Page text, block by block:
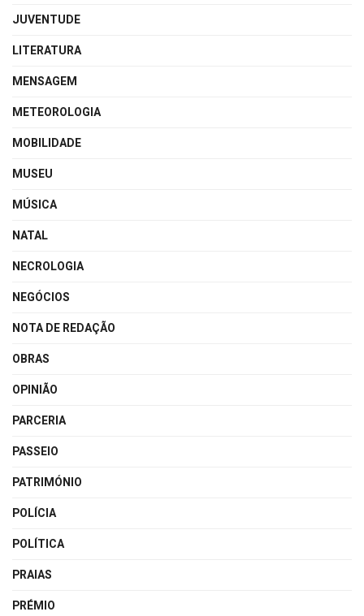
JUVENTUDE
LITERATURA
MENSAGEM
METEOROLOGIA
MOBILIDADE
MUSEU
MÚSICA
NATAL
NECROLOGIA
NEGÓCIOS
NOTA DE REDAÇÃO
OBRAS
OPINIÃO
PARCERIA
PASSEIO
PATRIMÓNIO
POLÍCIA
POLÍTICA
PRAIAS
PRÉMIO